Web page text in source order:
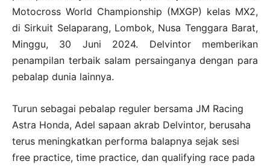
Motocross World Championship (MXGP) kelas MX2,
di Sirkuit Selaparang, Lombok, Nusa Tenggara Barat,
Minggu, 30 Juni 2024. Delvintor memberikan
penampilan terbaik salam persainganya dengan para
pebalap dunia lainnya.
Turun sebagai pebalap reguler bersama JM Racing
Astra Honda, Adel sapaan akrab Delvintor, berusaha
terus meningkatkan performa balapnya sejak sesi
free practice, time practice, dan qualifying race pada